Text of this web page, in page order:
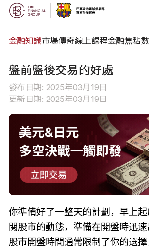
金融知識市場傳奇線上課程金融焦點
盤前盤後交易的好處
發布日期: 2025年03月19日
更新日期: 2025年03月19日
你準備好了一整天的計劃，早上
閱股市的動態，準備在開盤時迅速
股市開盤時間通常限制了你的選